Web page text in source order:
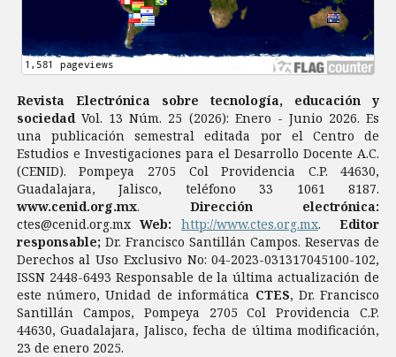
Revista Electrónica sobre tecnología, educación y
sociedad Vol. 13 Núm. 25 (2026): Enero - Junio 2026. Es
una publicación semestral editada por el Centro de
Estudios e Investigaciones para el Desarrollo Docente A.C.
(CENID). Pompeya 2705 Col Providencia C.P. 44630,
Guadalajara, Jalisco, teléfono 33 1061 8187.
www.cenid.org.mx. Dirección electrónica:
ctes@cenid.org.mxWeb: http://www.ctes.org.mx. Editor
responsable; Dr. Francisco Santillán Campos. Reservas de
Derechos al Uso Exclusivo No: 04-2023-031317045100-102,
ISSN 2448-6493 Responsable de la última actualización de
este número, Unidad de informática CTES, Dr. Francisco
Santillán Campos, Pompeya 2705 Col Providencia C.P.
44630, Guadalajara, Jalisco, fecha de última modificación,
23 de enero 2025.